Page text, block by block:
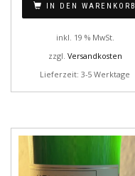
IN DEN WARENKORB
inkl. 19 % MwSt.
zzgl. Versandkosten
Lieferzeit: 3-5 Werktage